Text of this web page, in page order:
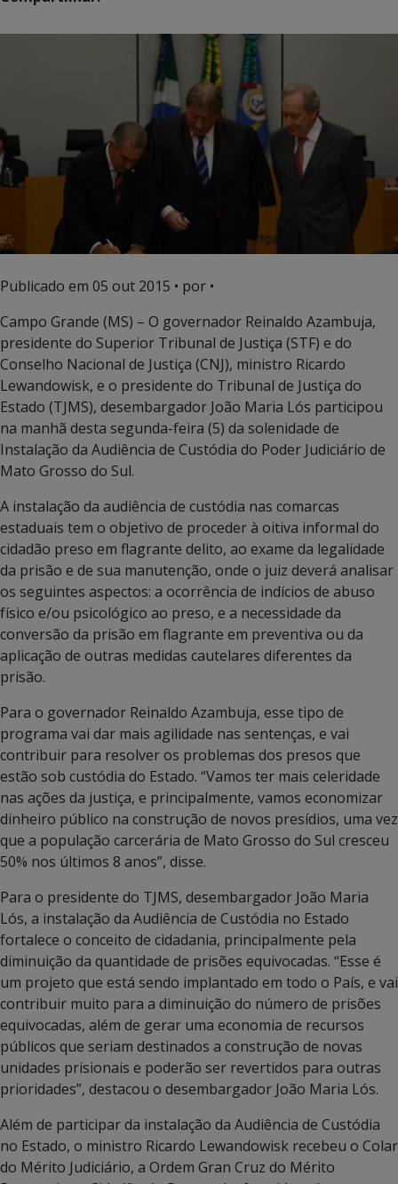
Publicado em 05 out 2015 • por •
Campo Grande (MS) – O governador Reinaldo Azambuja,
presidente do Superior Tribunal de Justiça (STF) e do
Conselho Nacional de Justiça (CNJ), ministro Ricardo
Lewandowisk, e o presidente do Tribunal de Justiça do
Estado (TJMS), desembargador João Maria Lós participou
na manhã desta segunda-feira (5) da solenidade de
Instalação da Audiência de Custódia do Poder Judiciário de
Mato Grosso do Sul.
A instalação da audiência de custódia nas comarcas
estaduais tem o objetivo de proceder à oitiva informal do
cidadão preso em flagrante delito, ao exame da legalidade
da prisão e de sua manutenção, onde o juiz deverá analisar
os seguintes aspectos: a ocorrência de indícios de abuso
físico e/ou psicológico ao preso, e a necessidade da
conversão da prisão em flagrante em preventiva ou da
aplicação de outras medidas cautelares diferentes da
prisão.
Para o governador Reinaldo Azambuja, esse tipo de
programa vai dar mais agilidade nas sentenças, e vai
contribuir para resolver os problemas dos presos que
estão sob custódia do Estado. “Vamos ter mais celeridade
nas ações da justiça, e principalmente, vamos economizar
dinheiro público na construção de novos presídios, uma vez
que a população carcerária de Mato Grosso do Sul cresceu
50% nos últimos 8 anos”, disse.
Para o presidente do TJMS, desembargador João Maria
Lós, a instalação da Audiência de Custódia no Estado
fortalece o conceito de cidadania, principalmente pela
diminuição da quantidade de prisões equivocadas. “Esse é
um projeto que está sendo implantado em todo o País, e vai
contribuir muito para a diminuição do número de prisões
equivocadas, além de gerar uma economia de recursos
públicos que seriam destinados a construção de novas
unidades prisionais e poderão ser revertidos para outras
prioridades”, destacou o desembargador João Maria Lós.
Além de participar da instalação da Audiência de Custódia
no Estado, o ministro Ricardo Lewandowisk recebeu o Colar
do Mérito Judiciário, a Ordem Gran Cruz do Mérito